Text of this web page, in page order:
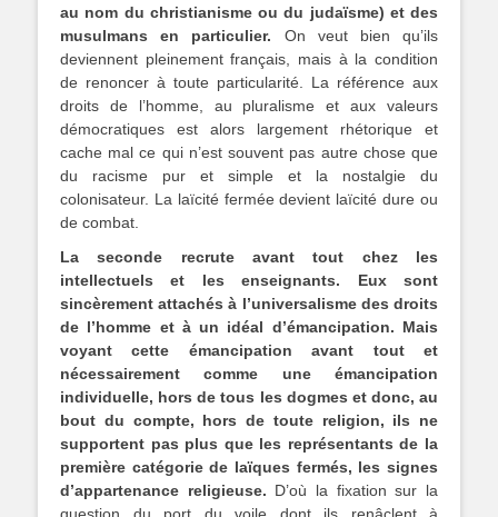
au nom du christianisme ou du judaïsme) et des
musulmans en particulier. On veut bien qu’ils
deviennent pleinement français, mais à la condition
de renoncer à toute particularité. La référence aux
droits de l’homme, au pluralisme et aux valeurs
démocratiques est alors largement rhétorique et
cache mal ce qui n’est souvent pas autre chose que
du racisme pur et simple et la nostalgie du
colonisateur. La laïcité fermée devient laïcité dure ou
de combat.
La seconde recrute avant tout chez les
intellectuels et les enseignants. Eux sont
sincèrement attachés à l’universalisme des droits
de l’homme et à un idéal d’émancipation. Mais
voyant cette émancipation avant tout et
nécessairement comme une émancipation
individuelle, hors de tous les dogmes et donc, au
bout du compte, hors de toute religion, ils ne
supportent pas plus que les représentants de la
première catégorie de laïques fermés, les signes
d’appartenance religieuse. D’où la fixation sur la